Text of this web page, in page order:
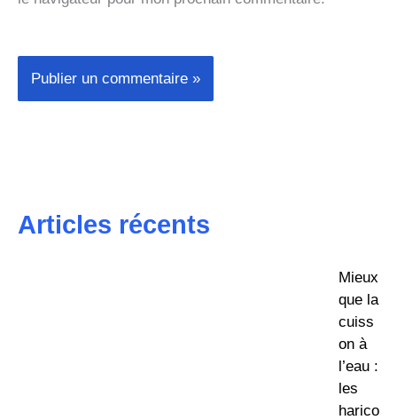
Articles récents
Mieux
que la
cuiss
on à
l’eau :
les
harico